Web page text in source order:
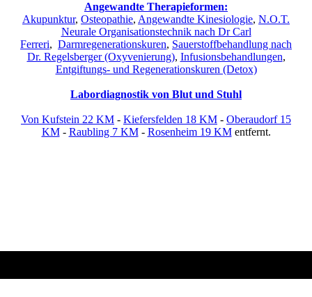
Angewandte Therapieformen:
Akupunktur, Osteopathie, Angewandte Kinesiologie, N.O.T.
Neurale Organisationstechnik nach Dr Carl
Ferreri, Darmregenerationskuren, Sauerstoffbehandlung nach
Dr. Regelsberger (Oxyvenierung), Infusionsbehandlungen,
Entgiftungs- und Regenerationskuren (Detox)
Labordiagnostik von Blut und Stuhl
Von Kufstein 22 KM - Kiefersfelden 18 KM - Oberaudorf 15
KM- Raubling 7 KM- Rosenheim 19 KMentfernt.